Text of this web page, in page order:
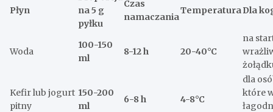
Płyn
na 5 g
pyłku
Czas
namaczania
TemperaturaDla
Woda
100-150
ml
8-12 h 20-40°C
na
Kefir lub jogurt
pitny
150-200
ml
6-8 h 4-8°C
dla
które